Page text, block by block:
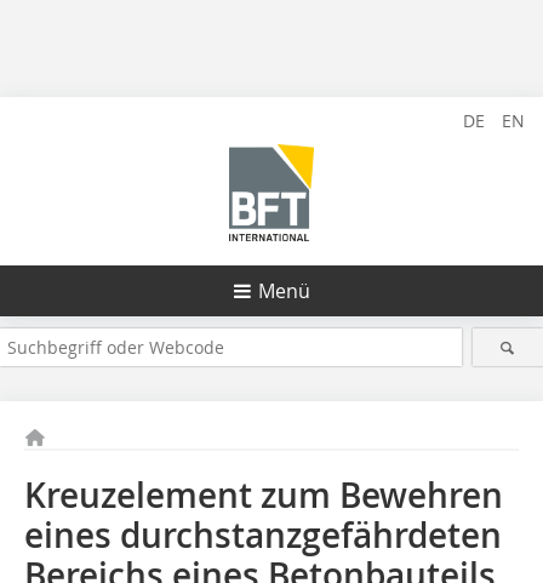
DE EN
Menü
Kreuzelement zum Bewehren
eines durchstanzgefährdeten